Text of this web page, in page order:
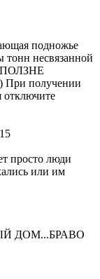
подножье
тонн несвязанной
При получении
отключите
просто люди
или им
ДОМ...БРАВО